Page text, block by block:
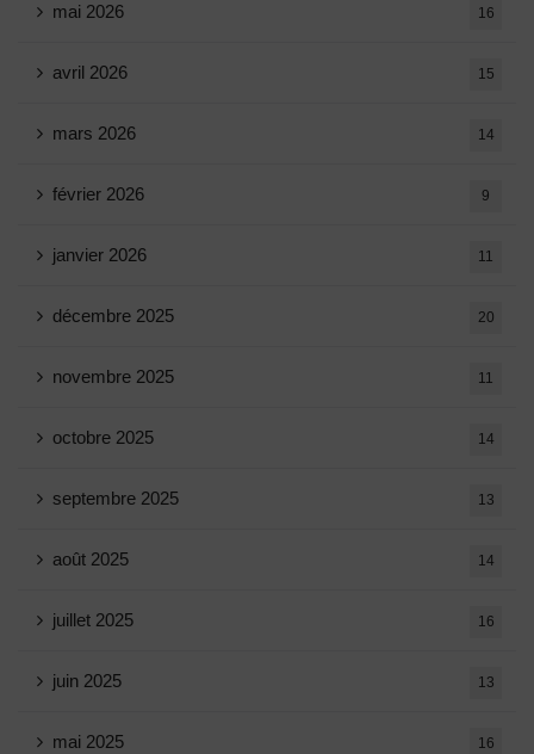
mai 2026 16
avril 2026 15
mars 2026 14
février 2026 9
janvier 2026 11
décembre 2025 20
novembre 2025 11
octobre 2025 14
septembre 2025 13
août 2025 14
juillet 2025 16
juin 2025 13
mai 2025 16